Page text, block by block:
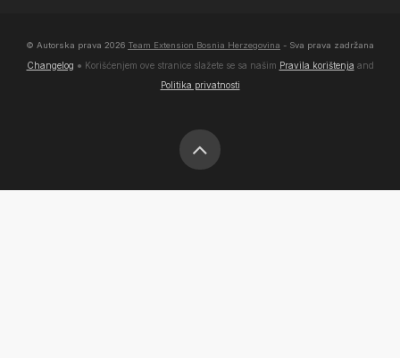
© Autorska prava 2026 Team Extension Bosnia Herzegovina - Sva prava zadržana
Changelog ● Korišćenjem ove stranice slažete se sa našim Pravila korištenja and
Politika privatnosti